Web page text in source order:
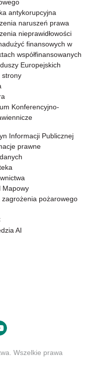
antykorupcyjna
naruszeń prawa
nieprawidłowości
finansowych w
współfinansowanych
Europejskich
strony
Konferencyjno-
Informacji Publicznej
prawne
Mapowy
zagrożenia pożarowego
AI
Wszelkie prawa